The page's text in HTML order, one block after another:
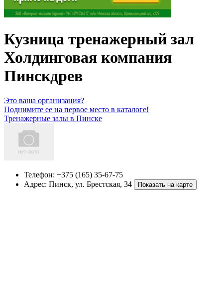
Кузница тренажерный зал
Холдинговая компания
Пинскдрев
Это ваша организация?
Поднимите ее на первое место в каталоге!
Тренажерные залы в Пинске
Телефон: +375 (165) 35-67-75
Адрес: Пинск, ул. Брестская, 34